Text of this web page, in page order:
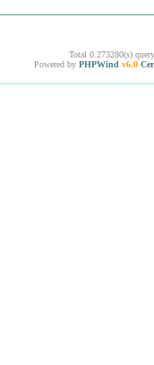
Total 0.273280(s)
Powered by PHPWind v6.0